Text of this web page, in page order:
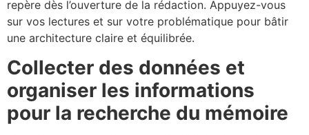
repère dès l’ouverture de la rédaction. Appuyez-vous
sur vos lectures et sur votre problématique pour bâtir
une architecture claire et équilibrée.
Collecter des données et
organiser les informations
pour la recherche du mémoire